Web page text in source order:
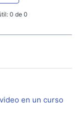
0 de 0
en un curso